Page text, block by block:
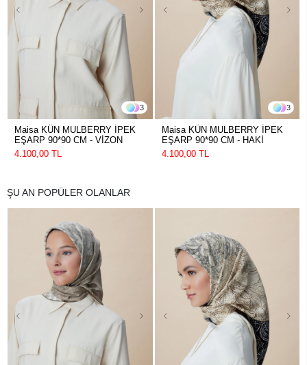
3
Maisa KÜN MULBERRY İPEK
EŞARP 90*90 CM - VİZON
4.100,00 TL
3
Maisa KÜN MULBERRY İPEK
EŞARP 90*90 CM - HAKİ
4.100,00 TL
ŞU AN POPÜLER OLANLAR